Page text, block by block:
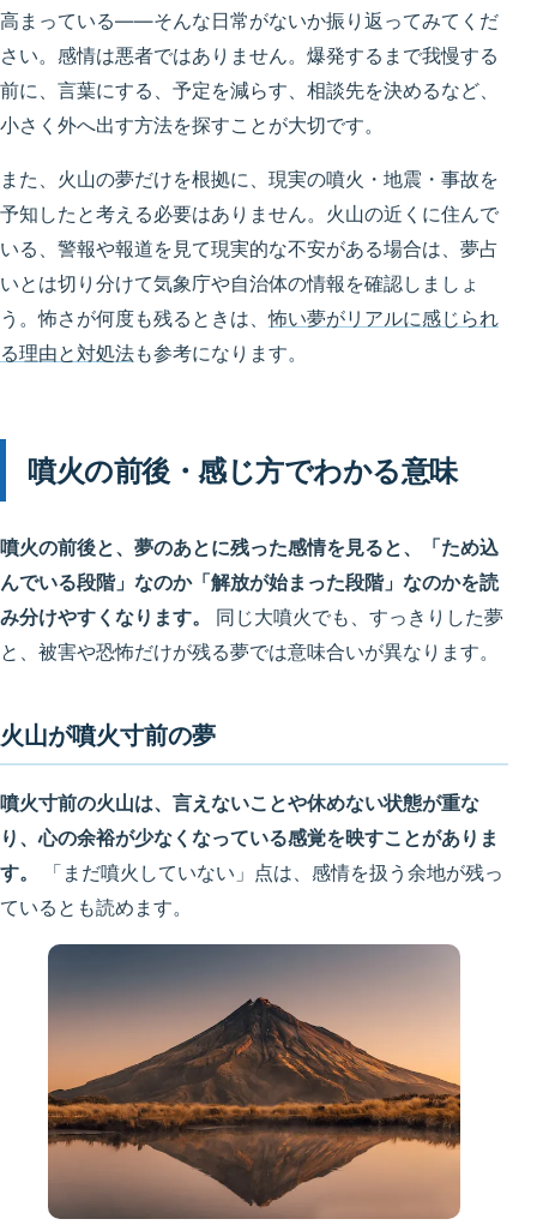
高まっている――そんな日常がないか振り返ってみてくだ
さい。感情は悪者ではありません。爆発するまで我慢する
前に、言葉にする、予定を減らす、相談先を決めるなど、
小さく外へ出す方法を探すことが大切です。
また、火山の夢だけを根拠に、現実の噴火・地震・事故を
予知したと考える必要はありません。火山の近くに住んで
いる、警報や報道を見て現実的な不安がある場合は、夢占
いとは切り分けて気象庁や自治体の情報を確認しましょ
う。怖さが何度も残るときは、怖い夢がリアルに感じられ
る理由と対処法も参考になります。
噴火の前後・感じ方でわかる意味
噴火の前後と、夢のあとに残った感情を見ると、「ため込
んでいる段階」なのか「解放が始まった段階」なのかを読
み分けやすくなります。
同じ大噴火でも、すっきりした夢
と、被害や恐怖だけが残る夢では意味合いが異なります。
火山が噴火寸前の夢
噴火寸前の火山は、言えないことや休めない状態が重な
り、心の余裕が少なくなっている感覚を映すことがありま
す。
「まだ噴火していない」点は、感情を扱う余地が残っ
ているとも読めます。